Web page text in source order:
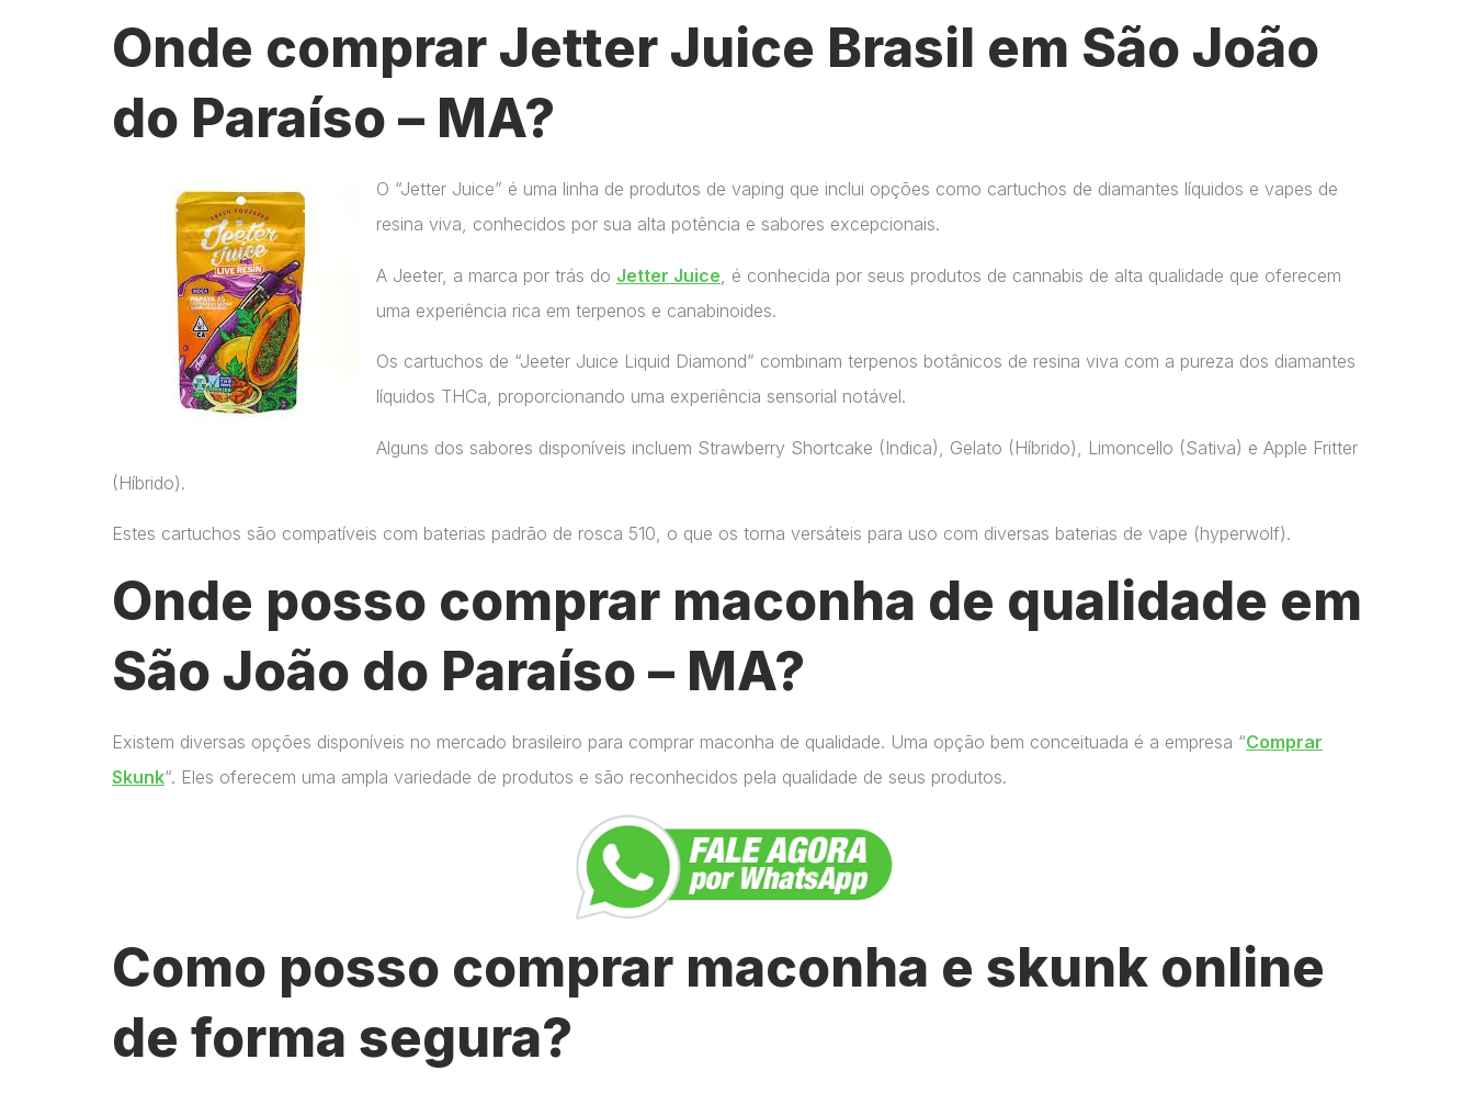
Onde comprar Jetter Juice Brasil em São João
do Paraíso – MA?
O “Jetter Juice” é uma linha de produtos de vaping que inclui opções como cartuchos de diamantes líquidos e vapes de
resina viva, conhecidos por sua alta potência e sabores excepcionais.
A Jeeter, a marca por trás do Jetter Juice , é conhecida por seus produtos de cannabis de alta qualidade que oferecem
uma experiência rica em terpenos e canabinoides.
Os cartuchos de “Jeeter Juice Liquid Diamond” combinam terpenos botânicos de resina viva com a pureza dos diamantes
líquidos THCa, proporcionando uma experiência sensorial notável.
Alguns dos sabores disponíveis incluem Strawberry Shortcake (Indica), Gelato (Híbrido), Limoncello (Sativa) e Apple Fritter
(Híbrido).
Estes cartuchos são compatíveis com baterias padrão de rosca 510, o que os torna versáteis para uso com diversas baterias de vape​ (hyperwolf)​.
Onde posso comprar maconha de qualidade em
São João do Paraíso – MA?
Existem diversas opções disponíveis no mercado brasileiro para comprar maconha de qualidade. Uma opção bem conceituada é a empresa “Comprar
Skunk“. Eles oferecem uma ampla variedade de produtos e são reconhecidos pela qualidade de seus produtos.
Como posso comprar maconha e skunk online
de forma segura?